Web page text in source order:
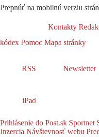
Prepnúť na mobilnú verziu
Kontakty
kódex Pomoc Mapa stránky
RSS Newsletter
iPad
Prihlásenie do Post.sk Sportnet
Inzercia Návštevnosť webu